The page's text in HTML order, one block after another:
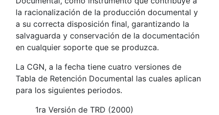
la racionalización de la producción documental y
a su correcta disposición final, garantizando la
salvaguarda y conservación de la documentación
en cualquier soporte que se produzca.
La CGN, a la fecha tiene cuatro versiones de
Tabla de Retención Documental las cuales aplican
para los siguientes periodos.
1ra Versión de TRD (2000)